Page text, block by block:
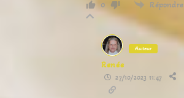
0 Répondre
Auteur
Renée
27/10/2023 11:47